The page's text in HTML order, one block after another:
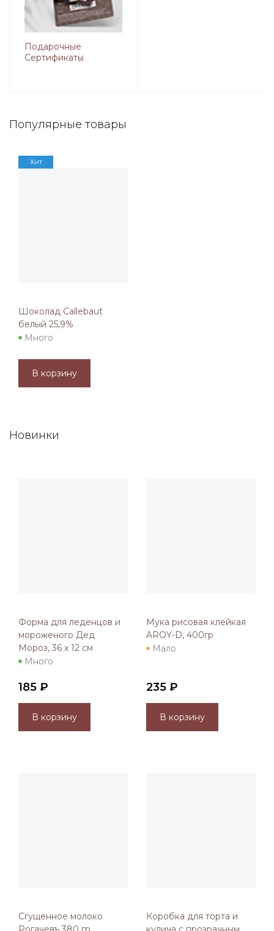
Подарочные
Сертификаты
Популярные товары
Хит
Шоколад Callebaut
белый 25,9%
Много
В корзину
Новинки
Форма для леденцов и
мороженого Дед
Мороз, 36 х 12 см
Много
185 ₽
В корзину
Мука рисовая клейкая
AROY-D, 400гр
Мало
235 ₽
В корзину
Сгущенное молоко
Коробка для торта и